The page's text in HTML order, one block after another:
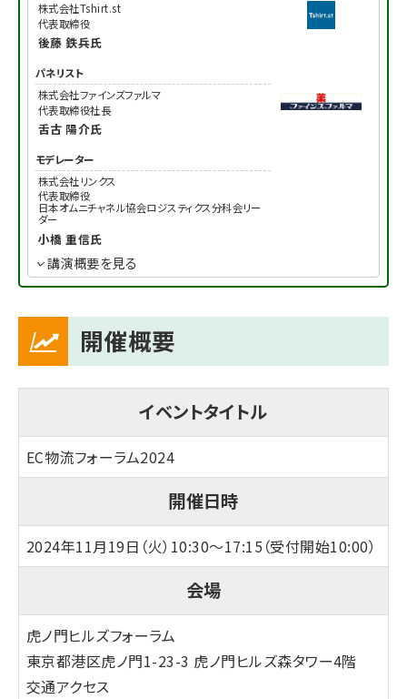
株式会社Tshirt.st
代表取締役
後藤 鉄兵氏
パネリスト
株式会社ファインズファルマ
代表取締役社長
舌古 陽介氏
モデレーター
株式会社リンクス
代表取締役
日本オムニチャネル協会ロジスティクス分科会リー
ダー
小橋 重信氏
講演概要を見る
開催概要
イベントタイトル
EC物流フォーラム2024
開催日時
2024年11月19日（火）10:30～17:15（受付開始10:00）
会場
虎ノ門ヒルズフォーラム
東京都港区虎ノ門1-23-3 虎ノ門ヒルズ森タワー4階
交通アクセス